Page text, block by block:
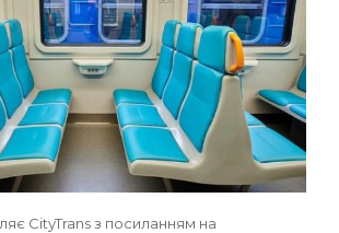
CityTrans з посиланням на